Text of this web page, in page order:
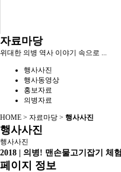
자료마당
위대한 의병 역사 이야기 속으로 ...
행사사진
행사동영상
홍보자료
의병자료
HOME > 자료마당 > 행사사진
행사사진
행사사진
2018 | 의병! 맨손물고기잡기 체험
페이지 정보